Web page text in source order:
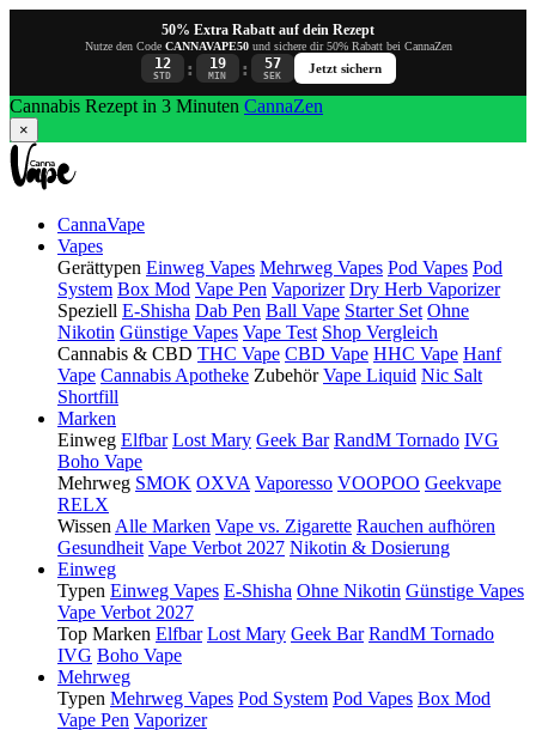
50% Extra Rabatt auf dein Rezept
Nutze den Code CANNAVAPE50und sichere dir 50% Rabatt bei CannaZen
12
STD : 19
MIN : 56
SEK
Jetzt sichern
Cannabis Rezept in 3 Minuten CannaZen
×
CannaVape
Vapes
Gerättypen Einweg Vapes Mehrweg Vapes Pod Vapes Pod
System Box Mod Vape Pen Vaporizer Dry Herb Vaporizer
Speziell E-Shisha Dab Pen Ball Vape Starter Set Ohne
Nikotin Günstige Vapes Vape Test Shop Vergleich
Cannabis & CBD THC Vape CBD Vape HHC Vape Hanf
Vape Cannabis Apotheke Zubehör Vape Liquid Nic Salt
Shortfill
Marken
Einweg Elfbar Lost Mary Geek Bar RandM Tornado IVG
Boho Vape
Mehrweg SMOK OXVA Vaporesso VOOPOO Geekvape
RELX
Wissen Alle Marken Vape vs. Zigarette Rauchen aufhören
Gesundheit Vape Verbot 2027 Nikotin & Dosierung
Einweg
Typen Einweg Vapes E-Shisha Ohne Nikotin Günstige Vapes
Vape Verbot 2027
Top Marken Elfbar Lost Mary Geek Bar RandM Tornado
IVG Boho Vape
Mehrweg
Typen Mehrweg Vapes Pod System Pod Vapes Box Mod
Vape Pen Vaporizer